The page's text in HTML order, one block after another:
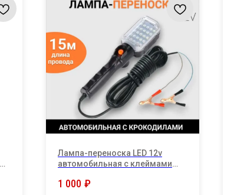
Лампа-переноска LED 12v
автомобильная с клеймами
1 000 ₽